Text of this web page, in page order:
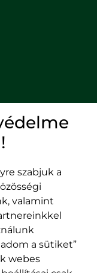
400489 Kolozsvár,
Majális utca, 60.
szám
szabjuk a
valamint
a sütiket”
webes